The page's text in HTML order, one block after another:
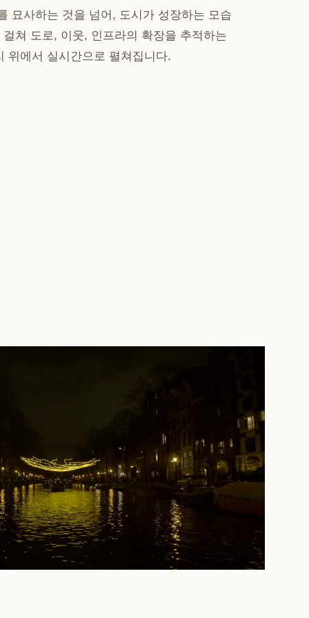
묘사하는 것을 넘어, 도시가 성장하는 모습
쳐 도로, 이웃, 인프라의 확장을 추적하는
위에서 실시간으로 펼쳐집니다.